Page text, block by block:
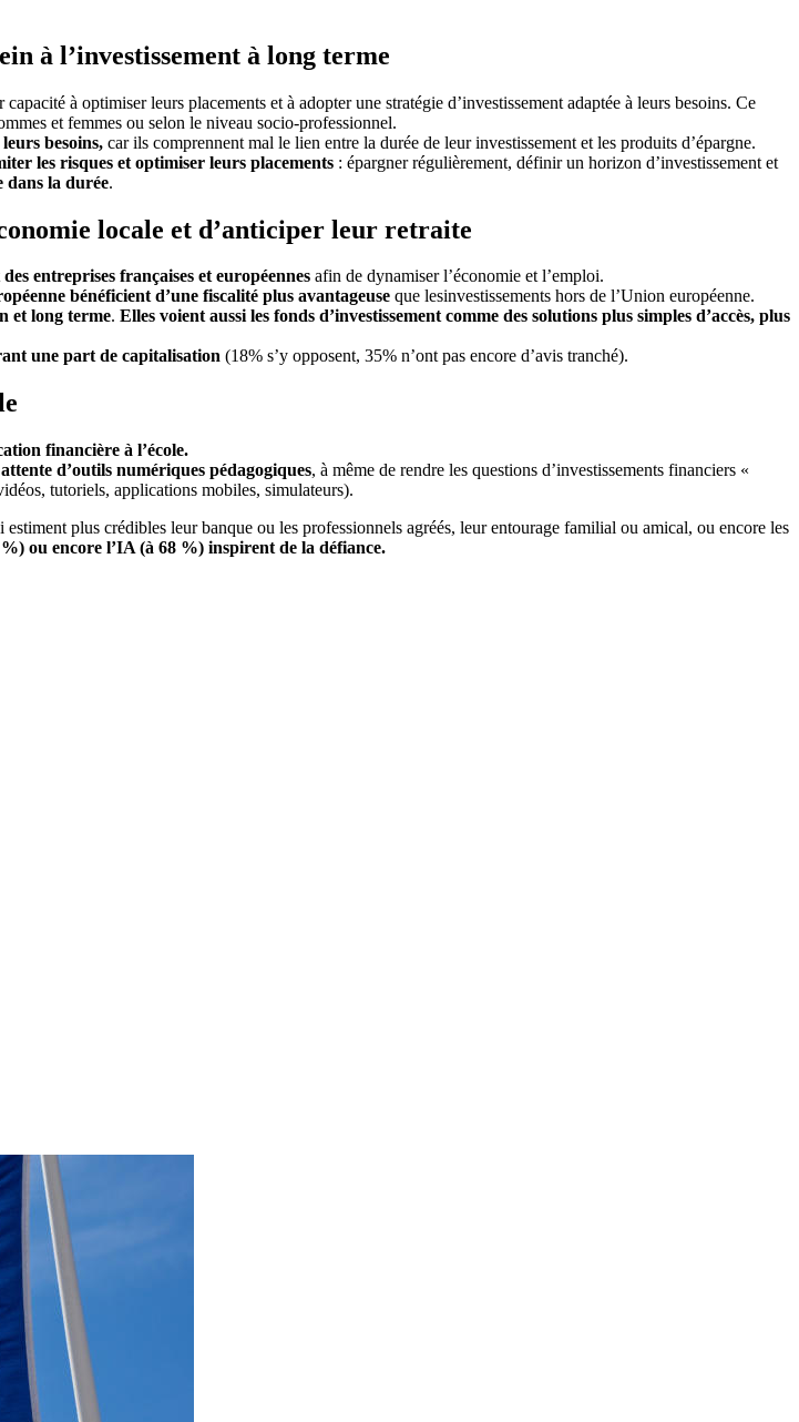
à l’investissement à long terme
à optimiser leurs placements et à adopter une stratégie d’investissement adaptée à leurs besoins. Ce
et femmes ou selon le niveau socio-professionnel.
besoins, car ils comprennent mal le lien entre la durée de leur investissement et les produits d’épargne.
les risques et optimiser leurs placements : épargner régulièrement, définir un horizon d’investissement et
dans la durée.
locale et d’anticiper leur retraite
entreprises françaises et européennes afin de dynamiser l’économie et l’emploi.
bénéficient d’une fiscalité plus avantageuse que lesinvestissements hors de l’Union européenne.
et long terme. Elles voient aussi les fonds d’investissement comme des solutions plus simples d’accès, plus
une part de capitalisation (18% s’y opposent, 35% n’ont pas encore d’avis tranché).
financière à l’école.
d’outils numériques pédagogiques, à même de rendre les questions d’investissements financiers «
tutoriels, applications mobiles, simulateurs).
plus crédibles leur banque ou les professionnels agréés, leur entourage familial ou amical, ou encore les
ou encore l’IA (à 68 %) inspirent de la défiance.